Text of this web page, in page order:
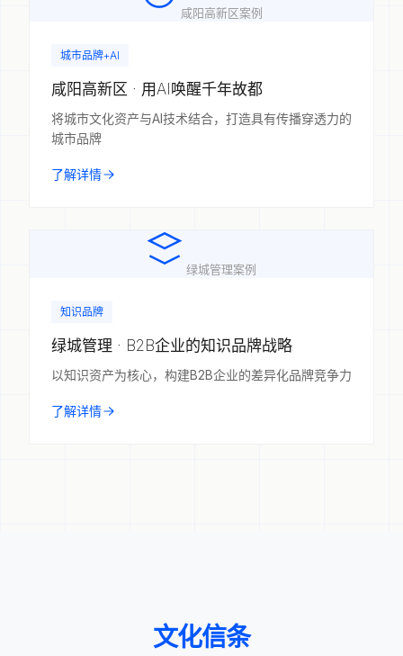
咸阳高新区案例
城市品牌+AI
咸阳高新区 · 用AI唤醒千年故都
将城市文化资产与AI技术结合，打造具有传播穿透力的
城市品牌
了解详情
绿城管理案例
知识品牌
绿城管理 · B2B企业的知识品牌战略
以知识资产为核心，构建B2B企业的差异化品牌竞争力
了解详情
文化信条